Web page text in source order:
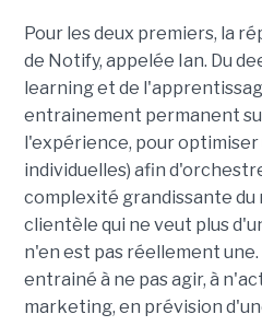
Pour les deux premiers, la
de Notify, appelée Ian. Du
learning et de
entrainement permanent
l'expérience, pour optimiser
individuelles) afin
complexité grandissante du
clientèle qui ne veut plus
n'en est pas réellement une.
entrainé à ne pas agir, à
marketing, en prévision